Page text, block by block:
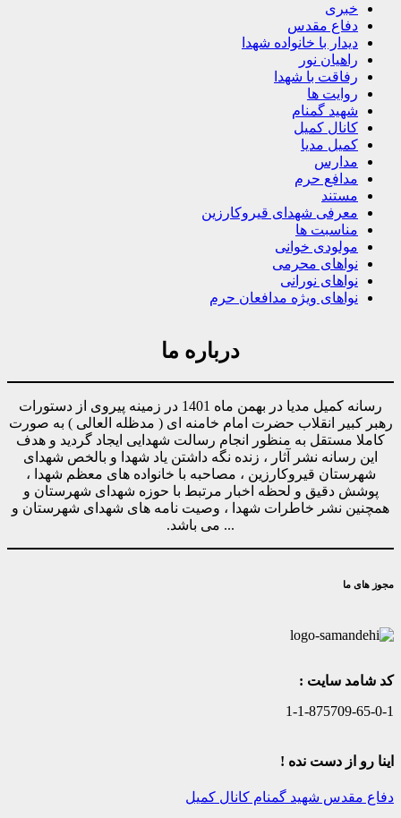
خبری
دفاع مقدس
دیدار با خانواده شهدا
راهیان نور
رفاقت با شهدا
روایت ها
شهید گمنام
کانال کمیل
کمیل مدیا
مدارس
مدافع حرم
مستند
معرفی شهدای قیروکارزین
مناسبت ها
مولودی خوانی
نواهای محرمی
نواهای نورانی
نواهای ویژه مدافعان حرم
درباره ما
رسانه کمیل مدیا در بهمن ماه 1401 در زمینه پیروی از دستورات
رهبر کبیر انقلاب حضرت امام خامنه ای ( مدظله العالی ) به صورت
کاملا مستقل به منظور انجام رسالت شهدایی ایجاد گردید و هدف
این رسانه نشر آثار ، زنده نگه داشتن یاد شهدا و بالخص شهدای
شهرستان قیروکارزین ، مصاحبه با خانواده های معظم شهدا ،
پوشش دقیق و لحظه اخبار مرتبط با حوزه شهدای شهرستان و
همچنین نشر خاطرات شهدا ، وصیت نامه های شهدای شهرستان و
... می باشد.
مجوز های ما
کد شامد سایت :
1-1-875709-65-0-1
اینا رو از دست نده !
دفاع مقدس شهید گمنام کانال کمیل